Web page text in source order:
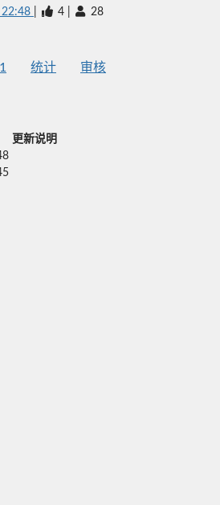
4 28
1 统计 审核
更新说明